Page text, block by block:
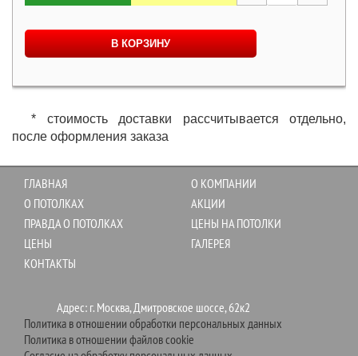
В КОРЗИНУ
* стоимость доставки рассчитывается отдельно,
после оформления заказа
ГЛАВНАЯ
О КОМПАНИИ
О ПОТОЛКАХ
АКЦИИ
ПРАВДА О ПОТОЛКАХ
ЦЕНЫ НА ПОТОЛКИ
ЦЕНЫ
ГАЛЕРЕЯ
КОНТАКТЫ
Адрес: г. Москва, Дмитровское шоссе, 62к2
Политика в отношении обработки персональных данных
Политика в отношении файлов cookie